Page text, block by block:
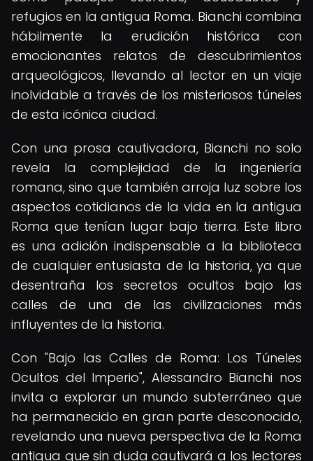
refugios en la antigua Roma. Bianchi combina
hábilmente la erudición histórica con
emocionantes relatos de descubrimientos
arqueológicos, llevando al lector en un viaje
inolvidable a través de los misteriosos túneles
de esta icónica ciudad.
Con una prosa cautivadora, Bianchi no solo
revela la complejidad de la ingeniería
romana, sino que también arroja luz sobre los
aspectos cotidianos de la vida en la antigua
Roma que tenían lugar bajo tierra. Este libro
es una adición indispensable a la biblioteca
de cualquier entusiasta de la historia, ya que
desentraña los secretos ocultos bajo las
calles de una de las civilizaciones más
influyentes de la historia.
Con "Bajo las Calles de Roma: Los Túneles
Ocultos del Imperio", Alessandro Bianchi nos
invita a explorar un mundo subterráneo que
ha permanecido en gran parte desconocido,
revelando una nueva perspectiva de la Roma
antigua que sin duda cautivará a los lectores